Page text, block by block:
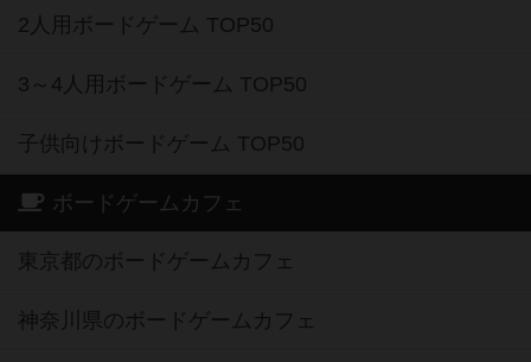
2人用ボードゲーム TOP50
3～4人用ボードゲーム TOP50
子供向けボードゲーム TOP50
ボードゲームカフェ
東京都のボードゲームカフェ
神奈川県のボードゲームカフェ